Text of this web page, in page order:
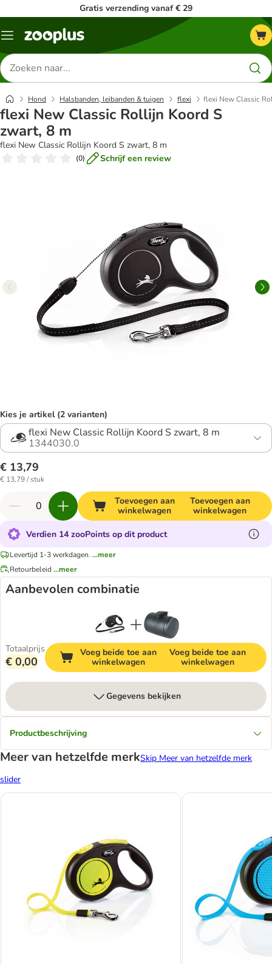
Gratis verzending vanaf € 29
Menu
Zoeken
naar
producten
Hond Halsbanden, leibanden & tuigen flexi flexi New Classic
flexi New Classic Rollijn Koord S
zwart, 8 m
flexi New Classic Rollijn Koord S zwart, 8 m
(0) Schrijf een review
Kies je artikel (2 varianten)
flexi New Classic Rollijn Koord S zwart, 8 m
1344030.0
€ 13,79
€ 13,79 / stuk
Toevoegen aan
winkelwagen
Toevoegen aan
winkelwagen
Verdien 14 zooPoints op dit product
Levertijd 1-3 werkdagen. ...meer
Retourbeleid ...meer
Aanbevolen combinatie
Totaalprijs
€ 0,00
Voeg beide toe aan
winkelwagen
Voeg beide toe aan
winkelwagen
Gegevens bekijken
Productbeschrijving
Meer van hetzelfde merkSkip Meer van hetzelfde merk
slider